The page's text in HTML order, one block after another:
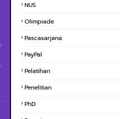
NUS
Olimpiade
Pascasarjana
PayPal
Pelatihan
Penelitian
PhD